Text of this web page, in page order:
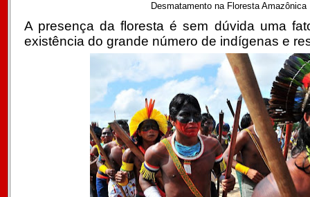
Desmatamento na Floresta Amazônica
A presença da floresta é sem dúvida uma
existência do grande número de indígenas e